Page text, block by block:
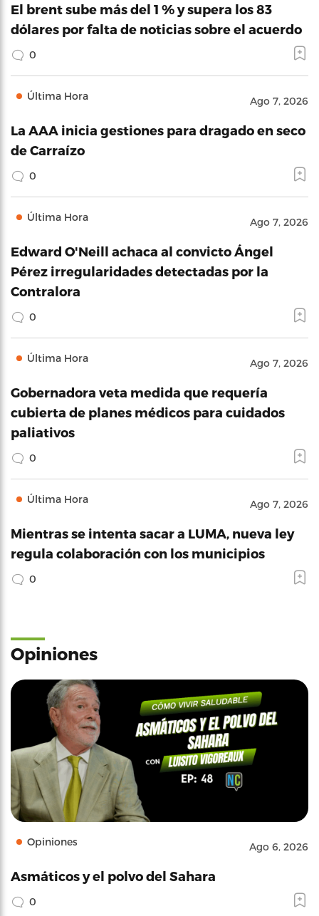
El brent sube más del 1 % y supera los 83
dólares por falta de noticias sobre el acuerdo
0
Última Hora Ago 7, 2026
La AAA inicia gestiones para dragado en seco
de Carraízo
0
Última Hora Ago 7, 2026
Edward O'Neill achaca al convicto Ángel
Pérez irregularidades detectadas por la
Contralora
0
Última Hora Ago 7, 2026
Gobernadora veta medida que requería
cubierta de planes médicos para cuidados
paliativos
0
Última Hora Ago 7, 2026
Mientras se intenta sacar a LUMA, nueva ley
regula colaboración con los municipios
0
Opiniones
Opiniones Ago 6, 2026
Asmáticos y el polvo del Sahara
0